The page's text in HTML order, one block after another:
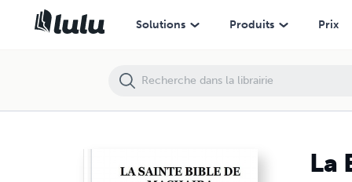
Solutions Produits Prix
La
La Bible de Machaira 2016